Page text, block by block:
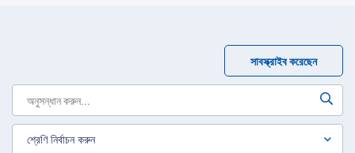
সাবস্ক্রাইব করেছেন